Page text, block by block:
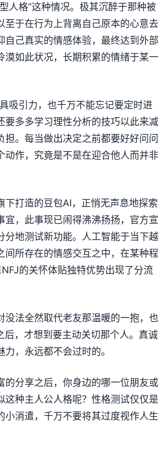
人格”这种情况。极其沉醉于那种被
至于在行为上背离自己原本的心意去
自己真实的情感体验，最终达到外部
漠如此状况，长期积累的情绪于某一
吸引力，也千万不能忘记要定时进
要多多学习理性分析的技巧以此来减
担。每当做出决定之前都要好好问问
动作，究竟是不是在迎合他人而并非
下打造的豆包AI，正悄无声息地探索
宜，此事现已闹得沸沸扬扬，官方宣
分地测试新功能。人工智能于当下越
间所存在的情感交互之中，在某种程
的关怀体贴独特优势出现了分流
没法全然取代老友那温暖的一抱，也
后，才想到要主动关切那个人。真诚
，永远都不会过时的。
的分享之后，你身边的哪一位朋友或
这种主人公人格呢？性格测试仅仅是
小消遣，千万不要将其过度视作人生